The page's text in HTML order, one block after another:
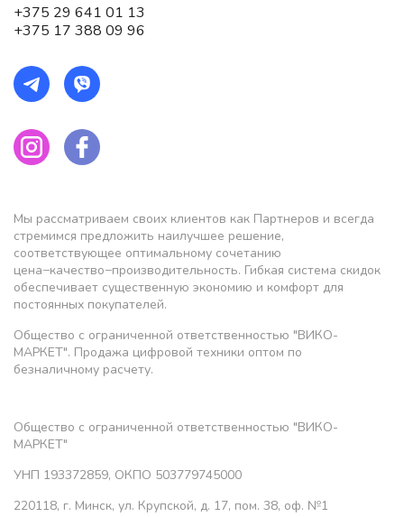
+375 29 641 01 13
+375 17 388 09 96
Мы рассматриваем своих клиентов как Партнеров и всегда
стремимся предложить наилучшее решение,
соответствующее оптимальному сочетанию
цена−качество−производительность. Гибкая система скидок
обеспечивает существенную экономию и комфорт для
постоянных покупателей.
Общество с ограниченной ответственностью "ВИКО-
МАРКЕТ". Продажа цифровой техники оптом по
безналичному расчету.
Общество с ограниченной ответственностью "ВИКО-
МАРКЕТ"
УНП 193372859, ОКПО 503779745000
220118, г. Минск, ул. Крупской, д. 17, пом. 38, оф. №1